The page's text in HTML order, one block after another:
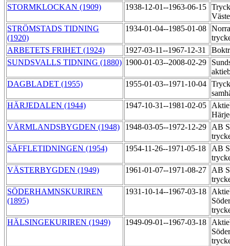
STORMKLOCKAN (1909)
1938-12-01--1963-06-15
STRÖMSTADS TIDNING
(1920)
1934-01-04--1985-01-08
ARBETETS FRIHET (1924)
1927-03-11--1967-12-31
SUNDSVALLS TIDNING (1880) 1900-01-03--2008-02-29
DAGBLADET (1955)
1955-01-03--1971-10-04
HÄRJEDALEN (1944)
1947-10-31--1981-02-05
VÄRMLANDSBYGDEN (1948)
1948-03-05--1972-12-29
AB
SÄFFLETIDNINGEN (1954)
1954-11-26--1971-05-18
AB
VÄSTERBYGDEN (1949)
1961-01-07--1971-08-27
AB
SÖDERHAMNSKURIREN
(1895)
1931-10-14--1967-03-18
HÄLSINGEKURIREN (1949)
1949-09-01--1967-03-18